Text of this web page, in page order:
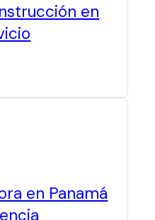
en
en Panamá